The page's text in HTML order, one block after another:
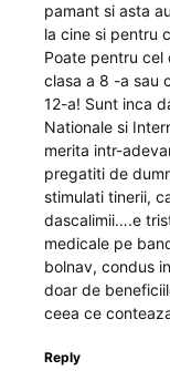
pamant si asta
la cine si pentru
Poate pentru cel
clasa a 8 -a sau
12-a! Sunt inca
Nationale si
merita intr-
pregatiti de
stimulati tinerii,
dascalimii….e
medicale pe
bolnav, condus
doar de
ceea ce
Reply